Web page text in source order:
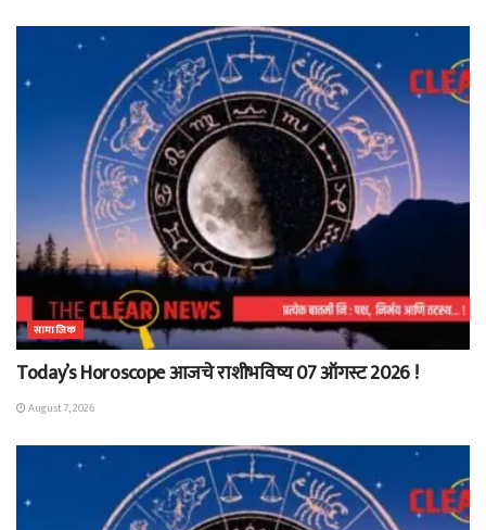
सामाजिक
Today’s Horoscope आजचे राशीभविष्य 07 ऑगस्ट 2026 !
August 7, 2026